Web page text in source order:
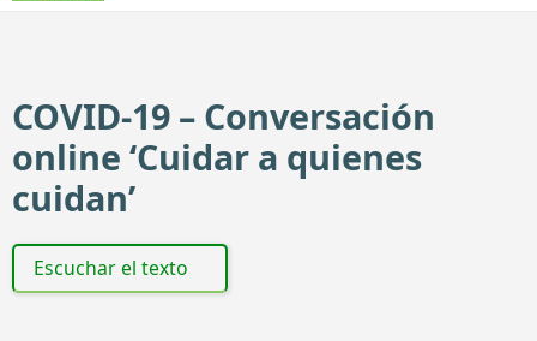
COVID-19 – Conversación
online ‘Cuidar a quienes
cuidan’
Escuchar el texto